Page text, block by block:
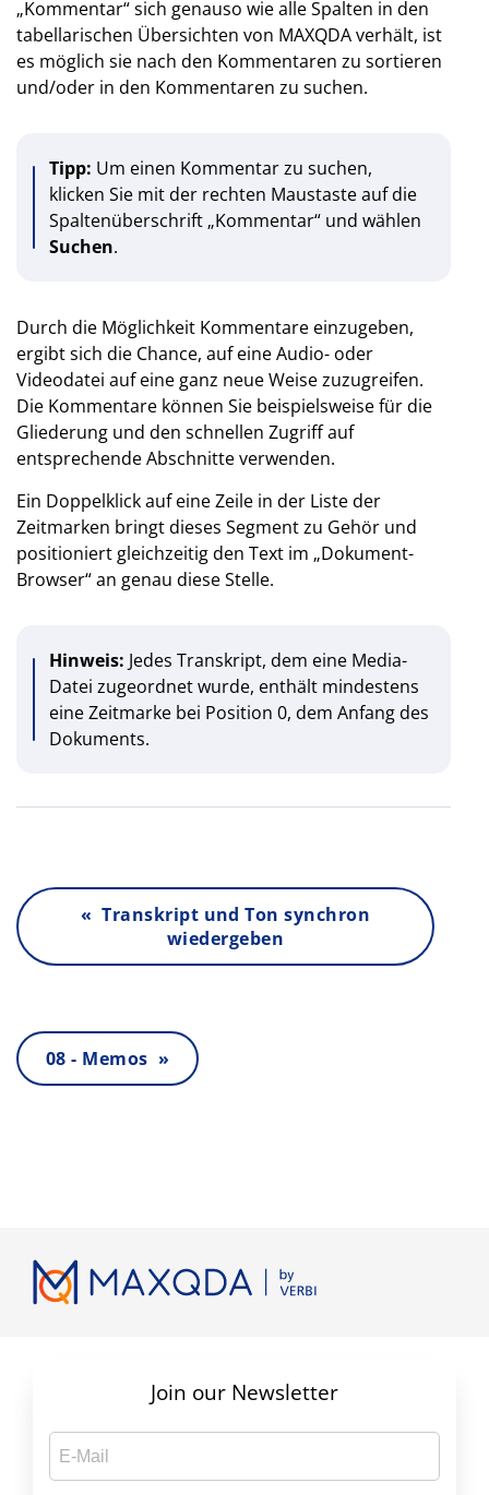
„Kommentar“ sich genauso wie alle Spalten in den
tabellarischen Übersichten von MAXQDA verhält, ist
es möglich sie nach den Kommentaren zu sortieren
und/oder in den Kommentaren zu suchen.
Tipp: Um einen Kommentar zu suchen,
klicken Sie mit der rechten Maustaste auf die
Spaltenüberschrift „Kommentar“ und wählen
Suchen.
Durch die Möglichkeit Kommentare einzugeben,
ergibt sich die Chance, auf eine Audio- oder
Videodatei auf eine ganz neue Weise zuzugreifen.
Die Kommentare können Sie beispielsweise für die
Gliederung und den schnellen Zugriff auf
entsprechende Abschnitte verwenden.
Ein Doppelklick auf eine Zeile in der Liste der
Zeitmarken bringt dieses Segment zu Gehör und
positioniert gleichzeitig den Text im „Dokument-
Browser“ an genau diese Stelle.
Hinweis: Jedes Transkript, dem eine Media-
Datei zugeordnet wurde, enthält mindestens
eine Zeitmarke bei Position 0, dem Anfang des
Dokuments.
« Transkript und Ton synchron
wiedergeben
08 - Memos »
Join our Newsletter